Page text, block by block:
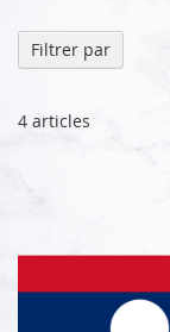
4 articles
Filtrer par